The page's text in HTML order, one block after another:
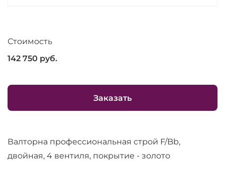
Стоимость
142 750 руб.
Заказать
Валторна профессиональная строй F/Bb,
двойная, 4 вентиля, покрытие - золото